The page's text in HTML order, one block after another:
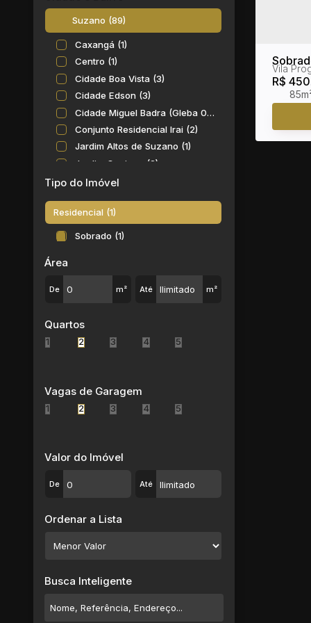
Suzano (89)
Caxangá (1)
Centro (1)
Cidade Boa Vista (3)
Cidade Edson (3)
Cidade Miguel Badra (Gleba 02) (4)
Conjunto Residencial Irai (2)
Jardim Altos de Suzano (1)
Jardim Cacique (3)
Jardim Carlos Cooper (5)
Jardim dos Ipês (3)
Jardim Ikeda (1)
Jardim Quaresmeira (2)
Jardim São Bernardino (1)
Jardim Suzanópolis (1)
Parque Maria Helena (2)
Parque Suzano (4)
Vila Maluf (1)
Vila Maria de Maggi (1)
Tipo do Imóvel
Residencial (1)
Sobrado (1)
Área
De m² Até m²
Quartos
1 2 3 4 5
Vagas de Garagem
1 2 3 4 5
Valor do Imóvel
De Até
Ordenar a Lista
Busca Inteligente
- São
R$
Vila